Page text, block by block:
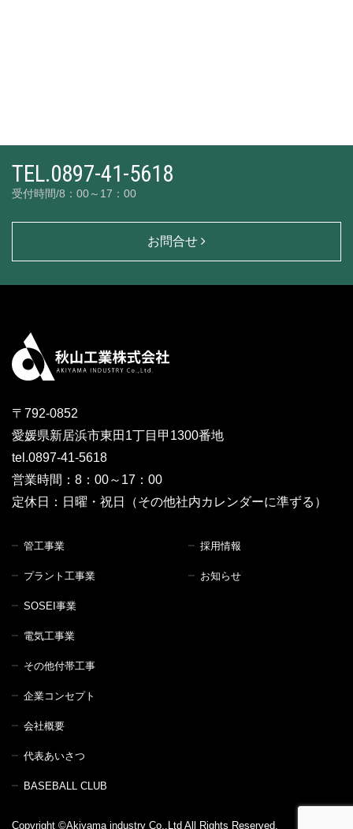
TEL.0897-41-5618
受付時間/8：00～17：00
お問合せ
〒792-0852
愛媛県新居浜市東田1丁目甲1300番地
tel.0897-41-5618
営業時間：8：00～17：00
定休日：日曜・祝日（その他社内カレンダーに準ずる）
管工事業
プラント工事業
SOSEI事業
電気工事業
その他付帯工事
企業コンセプト
会社概要
代表あいさつ
BASEBALL CLUB
採用情報
お知らせ
Copyright ©Akiyama industry Co.,Ltd All Rights Reserved.